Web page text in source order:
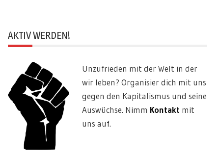
AKTIV WERDEN!
Unzufrieden mit der Welt in der
wir leben? Organisier dich mit uns
gegen den Kapitalismus und seine
Auswüchse. Nimm Kontakt mit
uns auf.